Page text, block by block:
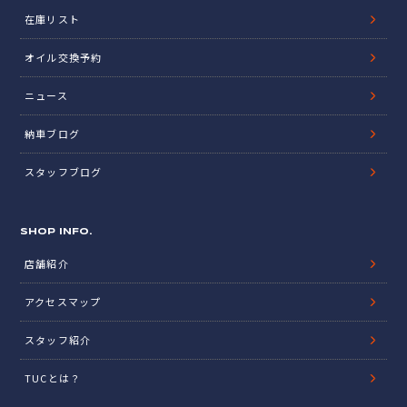
在庫リスト
オイル交換予約
ニュース
納車ブログ
スタッフブログ
SHOP INFO.
店舗紹介
アクセスマップ
スタッフ紹介
TUCとは？